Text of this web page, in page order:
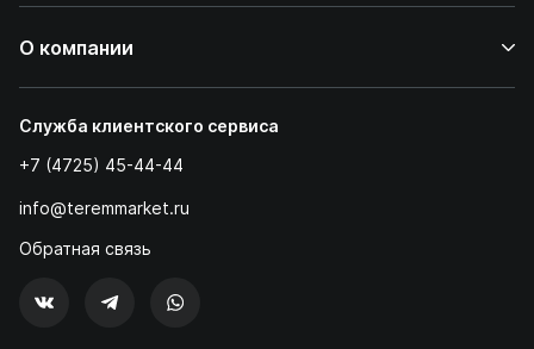
О компании
Служба клиентского сервиса
+7 (4725) 45-44-44
info@teremmarket.ru
Обратная связь